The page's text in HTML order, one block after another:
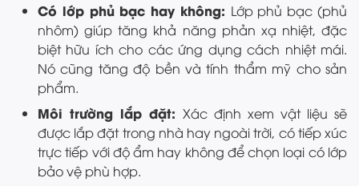
Có lớp phủ bạc hay không: Lớp phủ bạc (phủ
nhôm) giúp tăng khả năng phản xạ nhiệt, đặc
biệt hữu ích cho các ứng dụng cách nhiệt mái.
Nó cũng tăng độ bền và tính thẩm mỹ cho sản
phẩm.
Môi trường lắp đặt: Xác định xem vật liệu sẽ
được lắp đặt trong nhà hay ngoài trời, có tiếp xúc
trực tiếp với độ ẩm hay không để chọn loại có lớp
bảo vệ phù hợp.